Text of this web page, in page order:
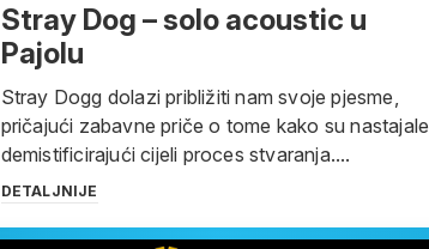
Stray Dog – solo acoustic u
Pajolu
Stray Dogg dolazi približiti nam svoje pjesme,
pričajući zabavne priče o tome kako su nastajale
demistificirajući cijeli proces stvaranja....
DETALJNIJE